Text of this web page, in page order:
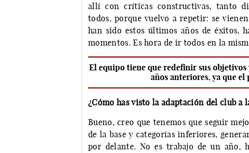
allí con críticas constructivas, tanto
todos, porque vuelvo a repetir: se
han sido estos últimos años de éxitos,
momentos. Es hora de ir todos en la
El equipo tiene que redefinir sus
años anteriores, ya que
¿Cómo has visto la adaptación del club a
Bueno, creo que tenemos que seguir
de la base y categorías inferiores,
por delante. No es trabajo de un año,